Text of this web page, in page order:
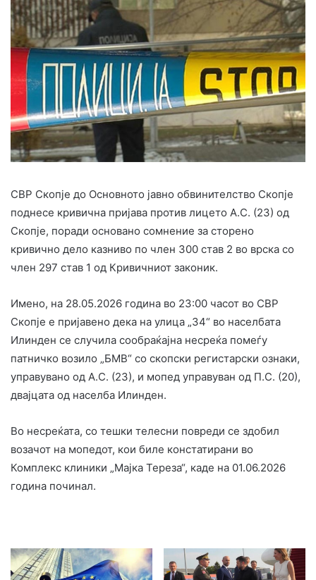
СВР Скопје до Основното јавно обвинителство Скопје
поднесе кривична пријава против лицето А.С. (23) од
Скопје, поради основано сомнение за сторено
кривично дело казниво по член 300 став 2 во врска со
член 297 став 1 од Кривичниот законик.
Имено, на 28.05.2026 година во 23:00 часот во СВР
Скопје е пријавено дека на улица „34“ во населбата
Илинден се случила сообраќајна несреќа помеѓу
патничко возило „БМВ“ со скопски регистарски ознаки,
управувано од А.С. (23), и мопед управуван од П.С. (20),
двајцата од населба Илинден.
Во несреќата, со тешки телесни повреди се здобил
возачот на мопедот, кои биле констатирани во
Комплекс клиники „Мајка Тереза“, каде на 01.06.2026
година починал.